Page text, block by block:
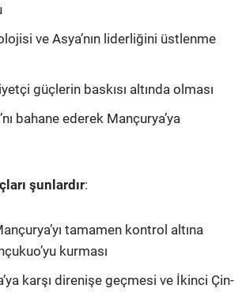
ve Asya’nın liderliğini üstlenme
güçlerin baskısı altında olması
bahane ederek Mançurya’ya
şunlardır:
tamamen kontrol altına
kurması
karşı direnişe geçmesi ve İkinci Çin-